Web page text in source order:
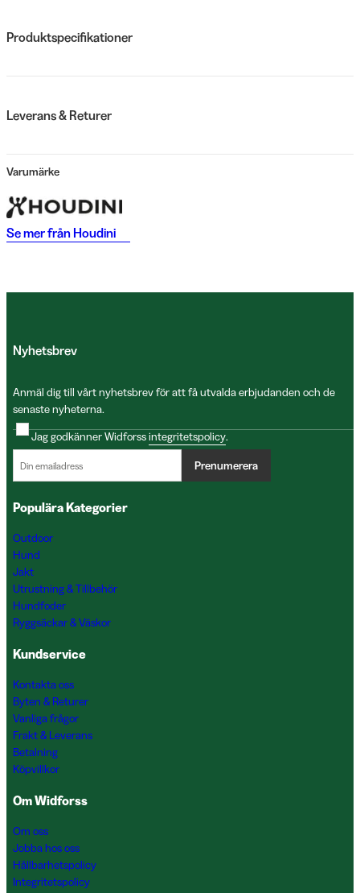
Produktspecifikationer
Leverans & Returer
Varumärke
Se mer från Houdini
Nyhetsbrev
Anmäl dig till vårt nyhetsbrev för att få utvalda erbjudanden och de
senaste nyheterna.
Jag godkänner Widforssintegritetspolicy.
Prenumerera
Populära Kategorier
Outdoor
Hund
Jakt
Utrustning & Tillbehör
Hundfoder
Ryggsäckar & Väskor
Kundservice
Kontakta oss
Byten & Returer
Vanliga frågor
Frakt & Leverans
Betalning
Köpvillkor
Om Widforss
Om oss
Jobba hos oss
Hållbarhetspolicy
Integritetspolicy